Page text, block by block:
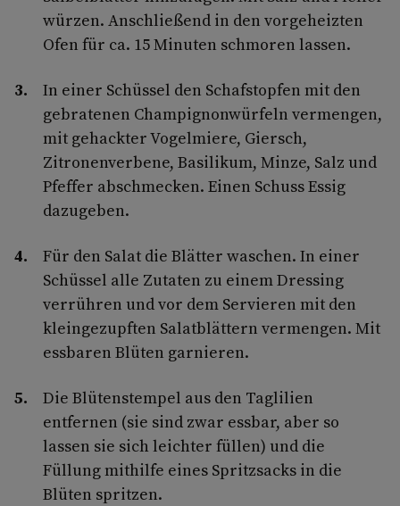
würzen. Anschließend in den vorgeheizten
Ofen für ca. 15 Minuten schmoren lassen.
In einer Schüssel den Schafstopfen mit den
gebratenen Champignonwürfeln vermengen,
mit gehackter Vogelmiere, Giersch,
Zitronenverbene, Basilikum, Minze, Salz und
Pfeffer abschmecken. Einen Schuss Essig
dazugeben.
Für den Salat die Blätter waschen. In einer
Schüssel alle Zutaten zu einem Dressing
verrühren und vor dem Servieren mit den
kleingezupften Salatblättern vermengen. Mit
essbaren Blüten garnieren.
Die Blütenstempel aus den Taglilien
entfernen (sie sind zwar essbar, aber so
lassen sie sich leichter füllen) und die
Füllung mithilfe eines Spritzsacks in die
Blüten spritzen.